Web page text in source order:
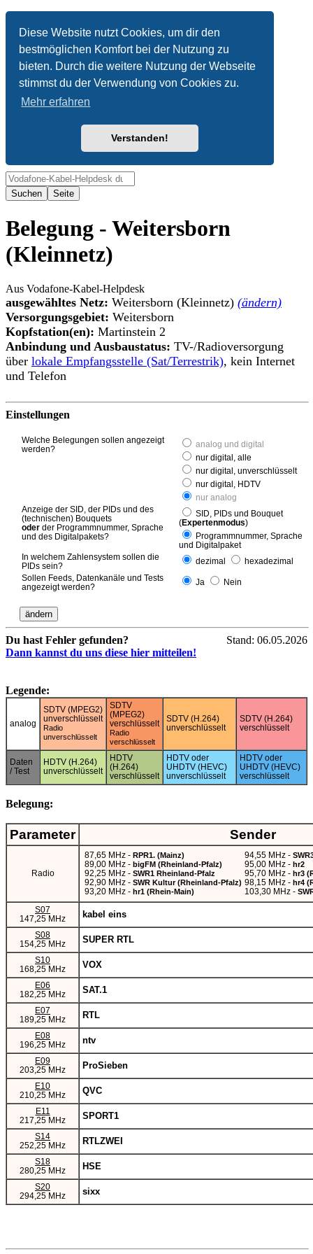
Diese Website nutzt Cookies, um dir den
bestmöglichen Komfort bei der Nutzung zu
bieten. Durch die weitere Nutzung der Webseite
stimmst du der Verwendung von Cookies zu.
Mehr erfahren
Verstanden!
Nicht angemeldet
Anmelden
Belegung - Weitersborn
(Kleinnetz)
Aus Vodafone-Kabel-Helpdesk
ausgewähltes Netz: Weitersborn (Kleinnetz) (ändern)
Versorgungsgebiet: Weitersborn
Kopfstation(en): Martinstein 2
Anbindung und Ausbaustatus: TV-/Radioversorgung
über lokale Empfangsstelle (Sat/Terrestrik), kein Internet
und Telefon
Einstellungen
Welche Belegungen sollen angezeigt
werden?
analog und digital
nur digital, alle
nur digital, unverschlüsselt
nur digital, HDTV
nur analog
Anzeige der SID, der PIDs und des
(technischen) Bouquets
oder der Programmnummer, Sprache
und des Digitalpakets?
SID, PIDs und Bouquet
(Expertenmodus)
Programmnummer, Sprache
und Digitalpaket
In welchem Zahlensystem sollen die
PIDs sein?
dezimal
hexadezimal
Sollen Feeds, Datenkanäle und Tests
angezeigt werden?
Ja Nein
Du hast Fehler gefunden?
Dann kannst du uns diese hier mitteilen!
Stand: 06.05.2026
Legende:
analog
SDTV (MPEG2)
unverschlüsselt
Radio
unverschlüsselt
SDTV
(MPEG2)
verschlüsselt
Radio
verschlüsselt
SDTV (H.264)
unverschlüsselt
SDTV (H.264)
verschlüsselt
Daten
/ Test
HDTV (H.264)
unverschlüsselt
HDTV
(H.264)
verschlüsselt
HDTV oder
UHDTV (HEVC)
unverschlüsselt
HDTV oder
UHDTV (HEVC)
verschlüsselt
Belegung:
Parameter Sender
Radio
87,65 MHz - RPR1. (Mainz)
89,00 MHz - bigFM (Rheinland-Pfalz)
92,25 MHz - SWR1 Rheinland-Pfalz
92,90 MHz - SWR Kultur (Rheinland-Pfalz)
93,20 MHz - hr1 (Rhein-Main)
94,55 MHz -
95,00 MHz - hr2
95,70 MHz - hr3
98,15 MHz - hr4
103,30 MHz -
S07
147,25 MHz
kabel eins
S08
154,25 MHz
SUPER RTL
S10
168,25 MHz
VOX
E06
182,25 MHz
SAT.1
E07
189,25 MHz
RTL
E08
196,25 MHz
ntv
E09
203,25 MHz
ProSieben
E10
210,25 MHz
QVC
E11
217,25 MHz
SPORT1
S14
252,25 MHz
RTLZWEI
S18
280,25 MHz
HSE
S20
294,25 MHz
sixx